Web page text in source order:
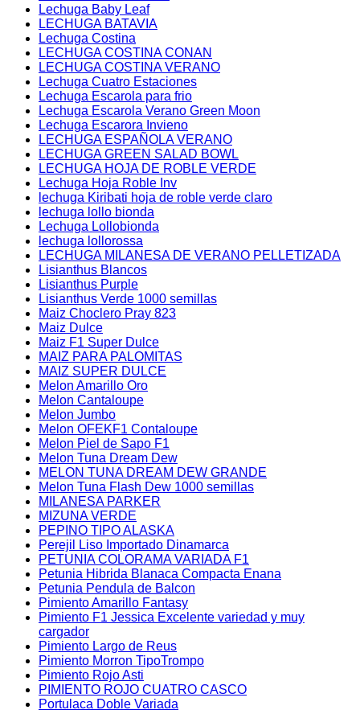
Lechuga Baby Leaf
LECHUGA BATAVIA
Lechuga Costina
LECHUGA COSTINA CONAN
LECHUGA COSTINA VERANO
Lechuga Cuatro Estaciones
Lechuga Escarola para frio
Lechuga Escarola Verano Green Moon
Lechuga Escarora Invieno
LECHUGA ESPAÑOLA VERANO
LECHUGA GREEN SALAD BOWL
LECHUGA HOJA DE ROBLE VERDE
Lechuga Hoja Roble Inv
lechuga Kiribati hoja de roble verde claro
lechuga lollo bionda
Lechuga Lollobionda
lechuga lollorossa
LECHUGA MILANESA DE VERANO PELLETIZADA
Lisianthus Blancos
Lisianthus Purple
Lisianthus Verde 1000 semillas
Maiz Choclero Pray 823
Maiz Dulce
Maiz F1 Super Dulce
MAIZ PARA PALOMITAS
MAIZ SUPER DULCE
Melon Amarillo Oro
Melon Cantaloupe
Melon Jumbo
Melon OFEKF1 Contaloupe
Melon Piel de Sapo F1
Melon Tuna Dream Dew
MELON TUNA DREAM DEW GRANDE
Melon Tuna Flash Dew 1000 semillas
MILANESA PARKER
MIZUNA VERDE
PEPINO TIPO ALASKA
Perejil Liso Importado Dinamarca
PETUNIA COLORAMA VARIADA F1
Petunia Hibrida Blanaca Compacta Enana
Petunia Pendula de Balcon
Pimiento Amarillo Fantasy
Pimiento F1 Jessica Excelente variedad y muy
cargador
Pimiento Largo de Reus
Pimiento Morron TipoTrompo
Pimiento Rojo Asti
PIMIENTO ROJO CUATRO CASCO
Portulaca Doble Variada